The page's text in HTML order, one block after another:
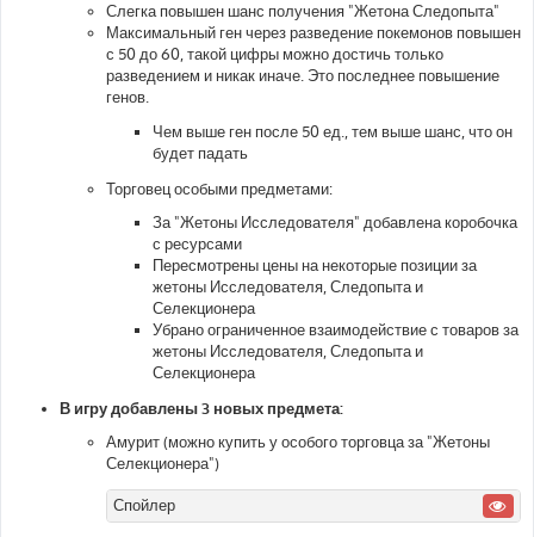
Слегка повышен шанс получения "Жетона Следопыта"
Максимальный ген через разведение покемонов повышен
с 50 до 60, такой цифры можно достичь только
разведением и никак иначе. Это последнее повышение
генов.
Чем выше ген после 50 ед., тем выше шанс, что он
будет падать
Торговец особыми предметами:
За "Жетоны Исследователя" добавлена коробочка
с ресурсами
Пересмотрены цены на некоторые позиции за
жетоны Исследователя, Следопыта и
Селекционера
Убрано ограниченное взаимодействие с товаров за
жетоны Исследователя, Следопыта и
Селекционера
В игру добавлены 3 новых предмета:
Амурит (можно купить у особого торговца за "Жетоны
Селекционера")
Спойлер